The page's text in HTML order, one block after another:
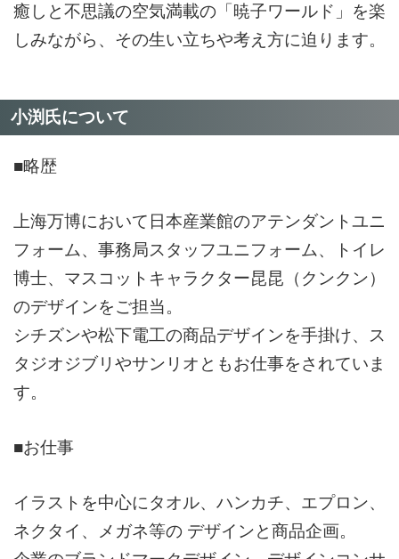
癒しと不思議の空気満載の「暁子ワールド」を楽
しみながら、その生い立ちや考え方に迫ります。
小渕氏について
■略歴
上海万博において日本産業館のアテンダントユニ
フォーム、 事務局スタッフユニフォーム、トイレ
博士、 マスコットキャラクター昆昆（クンクン）
のデザインをご担当。
シチズンや松下電工の商品デザインを手掛け、
ス
タジオジブリやサンリオともお仕事をされていま
す。
■お仕事
イラストを中心にタオル、ハンカチ、エプロン、
ネクタイ、メガネ等の デザインと商品企画。